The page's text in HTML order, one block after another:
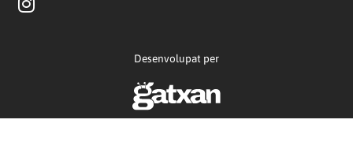
Desenvolupat per